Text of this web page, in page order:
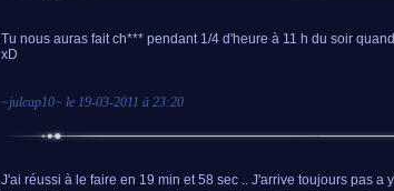
Tu nous auras fait ch*** pendant 1/4 d'heure à 11 h du soir
xD
~julcap10~ le 19-03-2011 à 23:20
J'ai réussi à le faire en 19 min et 58 sec .. J'arrive toujours pas a